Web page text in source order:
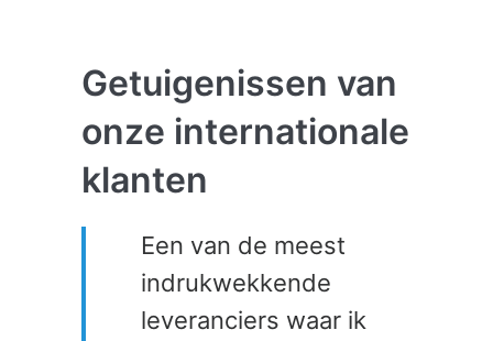
Getuigenissen van
onze internationale
klanten
Een van de meest
indrukwekkende
leveranciers waar ik